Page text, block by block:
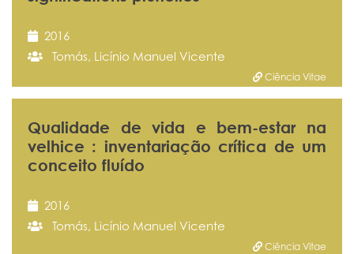
2016
Tomás, Licínio Manuel Vicente
Ciência Vitae
Qualidade de vida e bem-estar na
velhice : inventariação crítica de um
conceito fluído
2016
Tomás, Licínio Manuel Vicente
Ciência Vitae